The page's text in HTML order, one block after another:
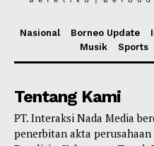
Nasional Borneo Update
Musik
Sports
Tentang Kami
PT. Interaksi Nada Media
penerbitan akta